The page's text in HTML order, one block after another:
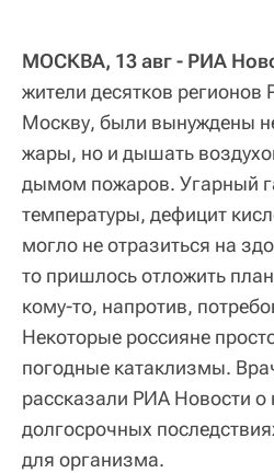
МОСКВА, 13 авг - РИА
жители десятков регионов
Москву, были вынуждены
жары, но и дышать
дымом пожаров. Угарный
температуры, дефицит
могло не отразиться на
то пришлось отложить
кому-то, напротив,
Некоторые россияне
погодные катаклизмы.
рассказали РИА Новости о
долгосрочных
для организма.